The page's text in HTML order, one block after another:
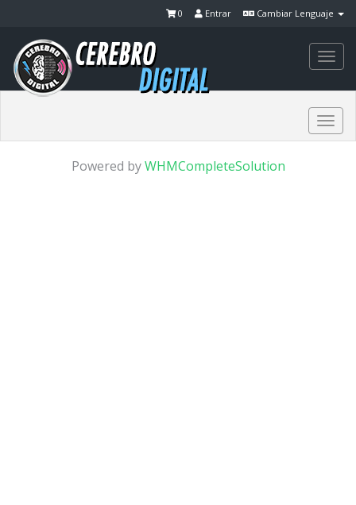
Cambiar Lenguaje
Entrar
0
Powered byWHMCompleteSolution